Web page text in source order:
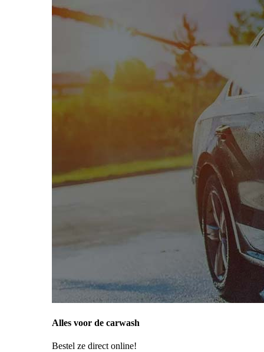
Alles voor de carwash
Bestel ze direct online!